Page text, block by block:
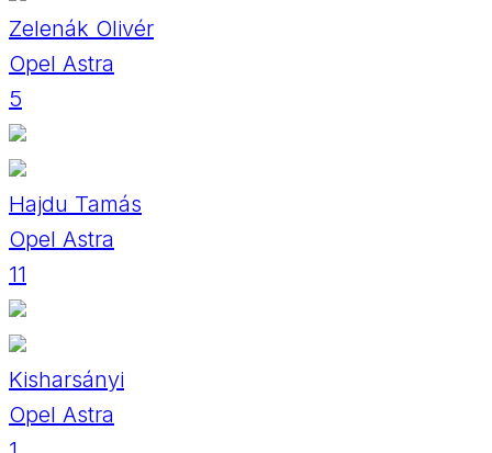
Zelenák Olivér
Opel Astra
5
Hajdu Tamás
Opel Astra
11
Kisharsányi
Opel Astra